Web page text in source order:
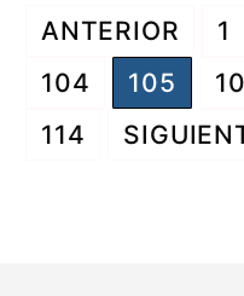
Paginación
de
entradas
ANTERIOR 1
104
105
114